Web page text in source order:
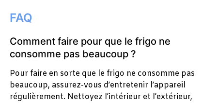
FAQ
Comment faire pour que le frigo ne
consomme pas beaucoup ?
Pour faire en sorte que le frigo ne consomme pas
beaucoup, assurez-vous d’entretenir l’appareil
régulièrement. Nettoyez l’intérieur et l’extérieur,